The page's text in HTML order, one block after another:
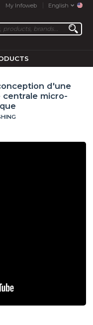
My Infoweb English
d'une
micro-